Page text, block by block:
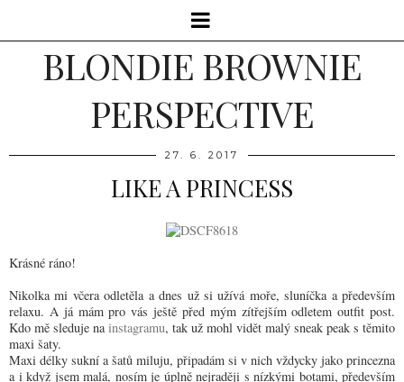
BLONDIE BROWNIE
PERSPECTIVE
27. 6. 2017
LIKE A PRINCESS
Krásné ráno!
Nikolka mi včera odletěla a dnes už si užívá moře, sluníčka a především
relaxu. A já mám pro vás ještě před mým zítřejším odletem outfit post.
Kdo mě sleduje nainstagramu, tak už mohl vidět malý sneak peak s těmito
maxi šaty.
Maxi délky sukní a šatů miluju, připadám si v nich vždycky jako princezna
a i když jsem malá, nosím je úplně nejraději s nízkými botami, především